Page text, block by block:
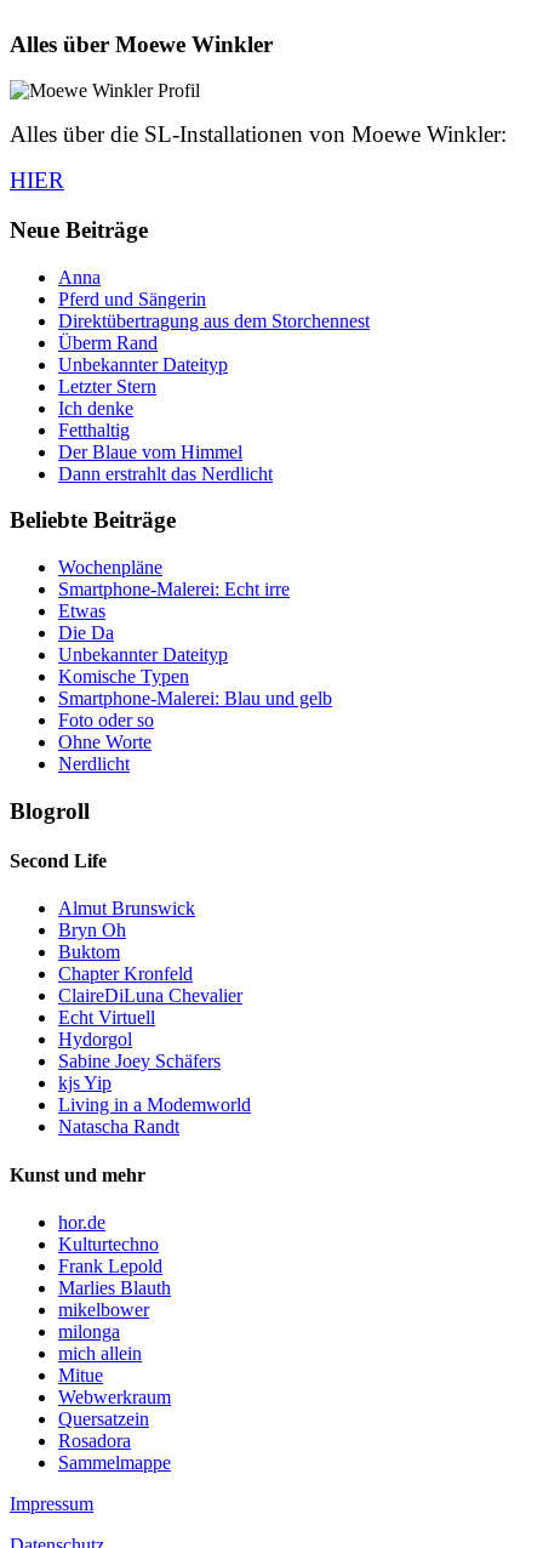
Alles über Moewe Winkler
Alles über die SL-Installationen von Moewe Winkler:
HIER
Neue Beiträge
Anna
Pferd und Sängerin
Direktübertragung aus dem Storchennest
Überm Rand
Unbekannter Dateityp
Letzter Stern
Ich denke
Fetthaltig
Der Blaue vom Himmel
Dann erstrahlt das Nerdlicht
Beliebte Beiträge
Wochenpläne
Smartphone-Malerei: Echt irre
Etwas
Die Da
Unbekannter Dateityp
Komische Typen
Smartphone-Malerei: Blau und gelb
Foto oder so
Ohne Worte
Nerdlicht
Blogroll
Second Life
Almut Brunswick
Bryn Oh
Buktom
Chapter Kronfeld
ClaireDiLuna Chevalier
Echt Virtuell
Hydorgol
Sabine Joey Schäfers
kjs Yip
Living in a Modemworld
Natascha Randt
Kunst und mehr
hor.de
Kulturtechno
Frank Lepold
Marlies Blauth
mikelbower
milonga
mich allein
Mitue
Webwerkraum
Quersatzein
Rosadora
Sammelmappe
Impressum